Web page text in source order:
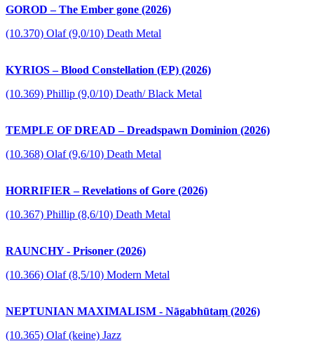
GOROD – The Ember gone (2026)
(10.370) Olaf (9,0/10) Death Metal
KYRIOS – Blood Constellation (EP) (2026)
(10.369) Phillip (9,0/10) Death/ Black Metal
TEMPLE OF DREAD – Dreadspawn Dominion (2026)
(10.368) Olaf (9,6/10) Death Metal
HORRIFIER – Revelations of Gore (2026)
(10.367) Phillip (8,6/10) Death Metal
RAUNCHY - Prisoner (2026)
(10.366) Olaf (8,5/10) Modern Metal
NEPTUNIAN MAXIMALISM - Nāgabhūtaṃ (2026)
(10.365) Olaf (keine) Jazz